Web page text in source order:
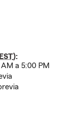
EST):
a 5:00 PM